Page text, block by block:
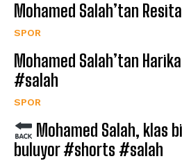
Mohamed Salah’tan
SPOR
Mohamed Salah’tan
#salah
SPOR
Mohamed Salah, klas
buluyor #shorts #salah